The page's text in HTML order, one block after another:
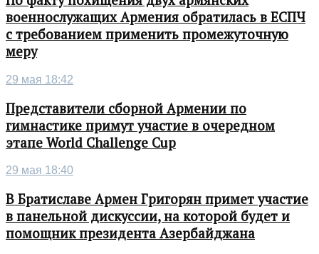
военнослужащих Армения обратилась в ЕСПЧ
с требованием применить промежуточную
меру
29 мая 18:42
Представители сборной Армении по
гимнастике примут участие в очередном
этапе World Challenge Cup
29 мая 18:40
В Братиславе Армен Григорян примет участие
в панельной дискуссии, на которой будет и
помощник президента Азербайджана